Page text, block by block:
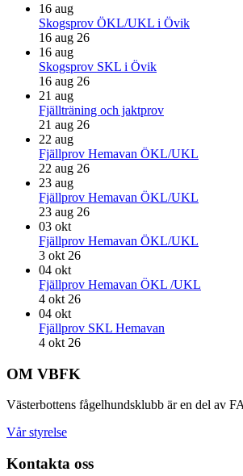
16 aug
Skogsprov ÖKL/UKL i Övik
16 aug 26
16 aug
Skogsprov SKL i Övik
16 aug 26
21 aug
Fjällträning och jaktprov
21 aug 26
22 aug
Fjällprov Hemavan ÖKL/UKL
22 aug 26
23 aug
Fjällprov Hemavan ÖKL/UKL
23 aug 26
03 okt
Fjällprov Hemavan ÖKL/UKL
3 okt 26
04 okt
Fjällprov Hemavan ÖKL /UKL
4 okt 26
04 okt
Fjällprov SKL Hemavan
4 okt 26
Footer
OM VBFK
Västerbottens fågelhundsklubb är en del av
Vår styrelse
Kontakta oss